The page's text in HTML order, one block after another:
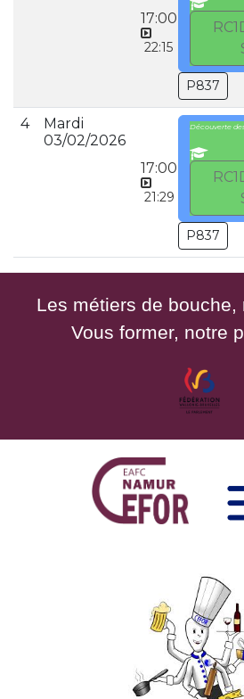
17:00
22:15
P837
4
Mardi
03/02/2026
17:00
21:29
Découverte
P837
Les métiers de bouche,
Vous former, notre